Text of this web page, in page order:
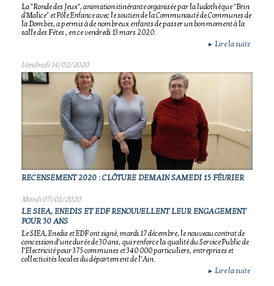
La "Ronde des Jeux", animation itinérante organisée par la ludothèque "Brin
d'Malice" et Pôle Enfance avec le soutien de la Communauté de Communes de
la Dombes, a permis à de nombreux enfants de passer un bon moment à la
salle des Fêtes , en ce vendredi 13 mars 2020.
► Lire la suite
Vendredi 14/02/2020
RECENSEMENT 2020 : CLÔTURE DEMAIN SAMEDI 15 FÉVRIER
Mardi 07/01/2020
LE SIEA, ENEDIS ET EDF RENOUVELLENT LEUR ENGAGEMENT
POUR 30 ANS
Le SIEA, Enedis et EDF ont signé, mardi 17 décembre, le nouveau contrat de
concession d’une durée de 30 ans, qui renforce la qualité du Service Public de
l’Electricité pour 375 communes et 340 000 particuliers, entreprises et
collectivités locales du département de l’Ain.
► Lire la suite